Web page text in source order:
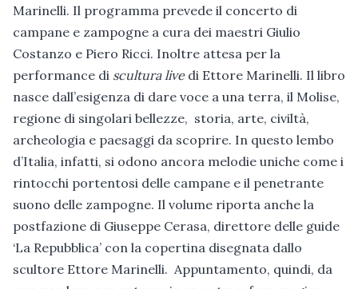
Marinelli. Il programma prevede il concerto di
campane e zampogne a cura dei maestri Giulio
Costanzo e Piero Ricci. Inoltre attesa per la
performance di scultura livedi Ettore Marinelli. Il libro
nasce dall’esigenza di dare voce a una terra, il Molise,
regione di singolari bellezze, storia, arte, civiltà,
archeologia e paesaggi da scoprire. In questo lembo
d’Italia, infatti, si odono ancora melodie uniche come i
rintocchi portentosi delle campane e il penetrante
suono delle zampogne. Il volume riporta anche la
postfazione di Giuseppe Cerasa, direttore delle guide
‘La Repubblica’ con la copertina disegnata dallo
scultore Ettore Marinelli. Appuntamento, quindi, da